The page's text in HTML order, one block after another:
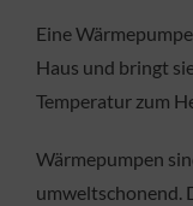
Eine
Haus und bringt
Temperatur zum
Wärmepumpen
umweltschonend.